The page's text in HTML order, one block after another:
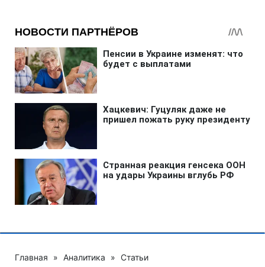
Главная » Аналитика » Статьи